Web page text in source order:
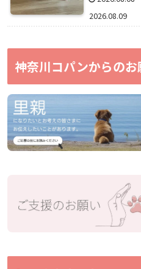
2026.08.09
神奈川コパンからのお